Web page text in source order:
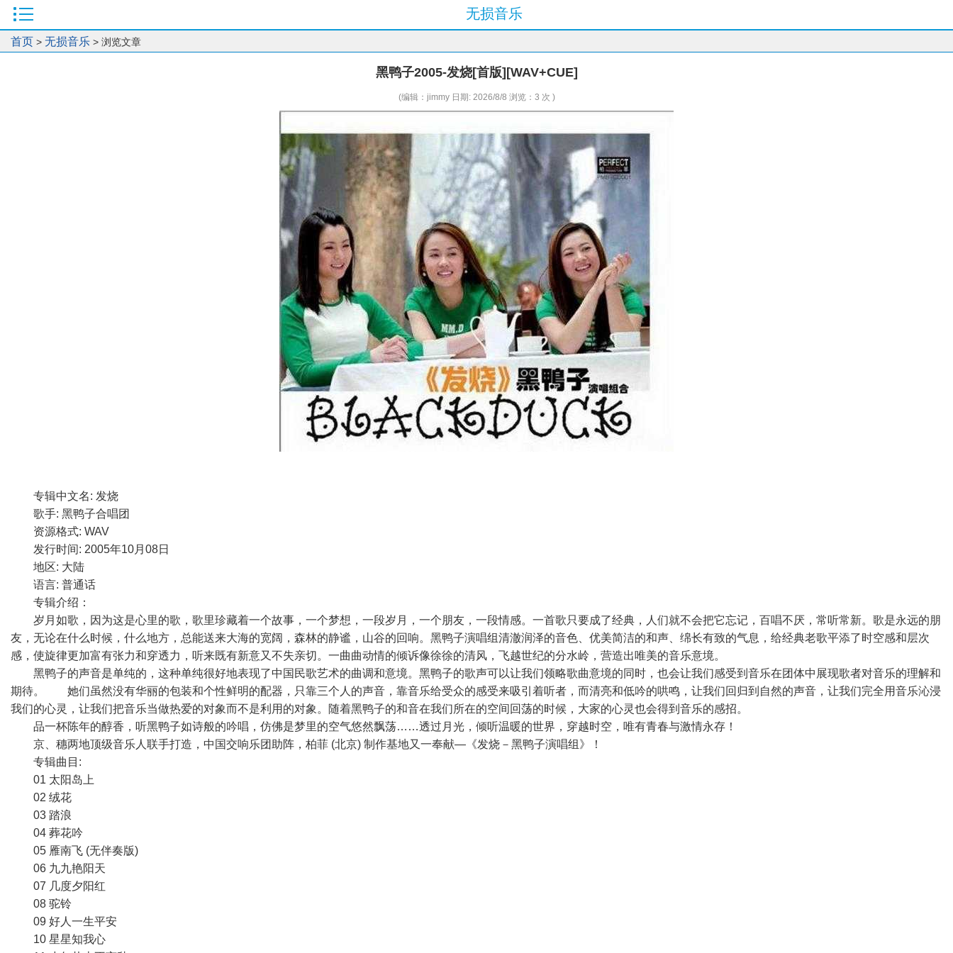
无损音乐
首页 > 无损音乐 > 浏览文章
黑鸭子2005-发烧[首版][WAV+CUE]
(编辑：jimmy 日期: 2026/8/8 浏览：3 次 )
专辑中文名: 发烧
歌手: 黑鸭子合唱团
资源格式: WAV
发行时间: 2005年10月08日
地区: 大陆
语言: 普通话
专辑介绍：
岁月如歌，因为这是心里的歌，歌里珍藏着一个故事，一个梦想，一段岁月，一个朋友，一段情感。一首歌只要成了经典，人们就不会把它忘记，百唱不厌，常听常新。歌是永远的朋
友，无论在什么时候，什么地方，总能送来大海的宽阔，森林的静谧，山谷的回响。黑鸭子演唱组清澈润泽的音色、优美简洁的和声、绵长有致的气息，给经典老歌平添了时空感和层次
感，使旋律更加富有张力和穿透力，听来既有新意又不失亲切。一曲曲动情的倾诉像徐徐的清风，飞越世纪的分水岭，营造出唯美的音乐意境。
黑鸭子的声音是单纯的，这种单纯很好地表现了中国民歌艺术的曲调和意境。黑鸭子的歌声可以让我们领略歌曲意境的同时，也会让我们感受到音乐在团体中展现歌者对音乐的理解和
期待。 她们虽然没有华丽的包装和个性鲜明的配器，只靠三个人的声音，靠音乐给受众的感受来吸引着听者，而清亮和低吟的哄鸣，让我们回归到自然的声音，让我们完全用音乐沁浸
我们的心灵，让我们把音乐当做热爱的对象而不是利用的对象。随着黑鸭子的和音在我们所在的空间回荡的时候，大家的心灵也会得到音乐的感招。
品一杯陈年的醇香，听黑鸭子如诗般的吟唱，仿佛是梦里的空气悠然飘荡……透过月光，倾听温暖的世界，穿越时空，唯有青春与激情永存！
京、穗两地顶级音乐人联手打造，中国交响乐团助阵，柏菲 (北京) 制作基地又一奉献—《发烧－黑鸭子演唱组》！
专辑曲目:
01 太阳岛上
02 绒花
03 踏浪
04 葬花吟
05 雁南飞 (无伴奏版)
06 九九艳阳天
07 几度夕阳红
08 驼铃
09 好人一生平安
10 星星知我心